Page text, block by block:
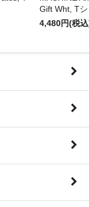
Gift Wht, T
4,480円(税